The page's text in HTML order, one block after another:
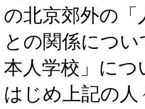
の北京郊外の「
との関係につ
本人学校」に
はじめ上記の